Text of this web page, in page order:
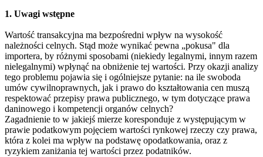
1. Uwagi wstępne
Wartość transakcyjna ma bezpośredni wpływ na wysokość
należności celnych. Stąd może wynikać pewna „pokusa" dla
importera, by różnymi sposobami (niekiedy legalnymi, innym razem
nielegalnymi) wpłynąć na obniżenie tej wartości. Przy okazji analizy
tego problemu pojawia się i ogólniejsze pytanie: na ile swoboda
umów cywilnoprawnych, jak i prawo do kształtowania cen muszą
respektować przepisy prawa publicznego, w tym dotyczące prawa
daninowego i kompetencji organów celnych?
Zagadnienie to w jakiejś mierze koresponduje z występującym w
prawie podatkowym pojęciem wartości rynkowej rzeczy czy prawa,
która z kolei ma wpływ na podstawę opodatkowania, oraz z
ryzykiem zaniżania tej wartości przez podatników.